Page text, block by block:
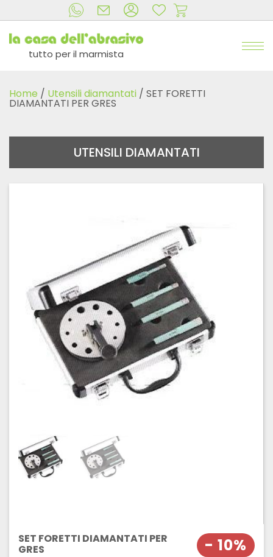
tutto per il marmista
Home / Utensili diamantati / SET FORETTI
DIAMANTATI PER GRES
UTENSILI DIAMANTATI
SET FORETTI DIAMANTATI PER
GRES - 10%